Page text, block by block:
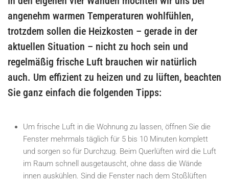
angenehm warmen Temperaturen wohlfühlen,
trotzdem sollen die Heizkosten – gerade in der
aktuellen Situation – nicht zu hoch sein und
regelmäßig frische Luft brauchen wir natürlich
auch. Um effizient zu heizen und zu lüften, beachten
Sie ganz einfach die folgenden Tipps:
Um frische Luft in die Wohnung zu lassen, öffnen Sie die
Fenster mehrmals täglich für 5 bis 10 Minuten komplett
und sorgen so für Durchzug. Beim Querlüften wird die Luft
im Raum schnell ausgetauscht, ohne dass die Wände
innen auskühlen. Sind die Fenster nach dem Stoßlüften